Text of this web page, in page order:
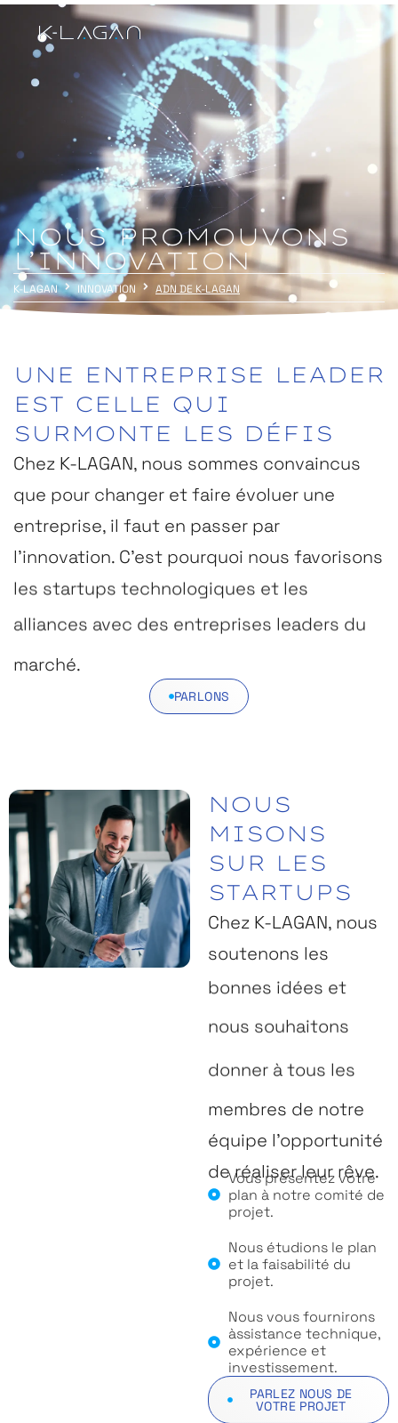
NOUS PROMOUVONS
L’INNOVATION
K-LAGAN INNOVATION ADN DE K-LAGAN
UNE ENTREPRISE LEADER
EST CELLE QUI
SURMONTE LES DÉFIS
Chez K-LAGAN, nous sommes convaincus
que pour changer et faire évoluer une
entreprise, il faut en passer par
l’innovation. C’est pourquoi nous favorisons
les startups technologiques et les
alliances avec des entreprises leaders du
PARLONS
NOUS
MISONS
SUR LES
STARTUPS
Chez K-LAGAN, nous
soutenons les
bonnes idées et
nous souhaitons
membres de notre
équipe l’opportunité
de réaliser leur rêve.
Vous présentez votre
plan à notre comité de
projet.
Nous étudions le plan
et la faisabilité du
projet.
Nous vous fournirons
àssistance technique,
expérience et
investissement.
PARLEZ NOUS DE
VOTRE PROJET